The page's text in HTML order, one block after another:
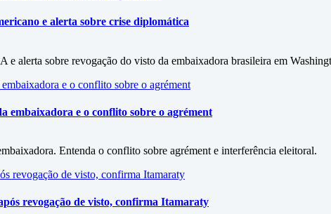
e alerta sobre crise diplomática
alerta sobre revogação do visto da embaixadora brasileira em
embaixadora e o conflito sobre o agrément
Entenda o conflito sobre agrément e interferência eleitoral.
revogação de visto, confirma Itamaraty